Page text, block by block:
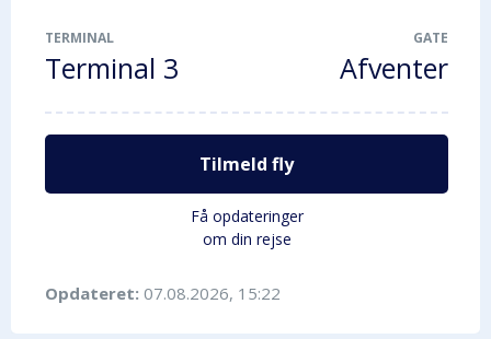
TERMINAL
Terminal 3
GATE
Afventer
Tilmeld fly
Få opdateringer
om din rejse
Opdateret: 07.08.2026, 15:22